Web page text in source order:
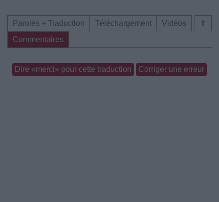
⇑
Paroles + Traduction Téléchargement
Vidéos
Commentaires
Dire «merci» pour cette traduction Corriger une erreur